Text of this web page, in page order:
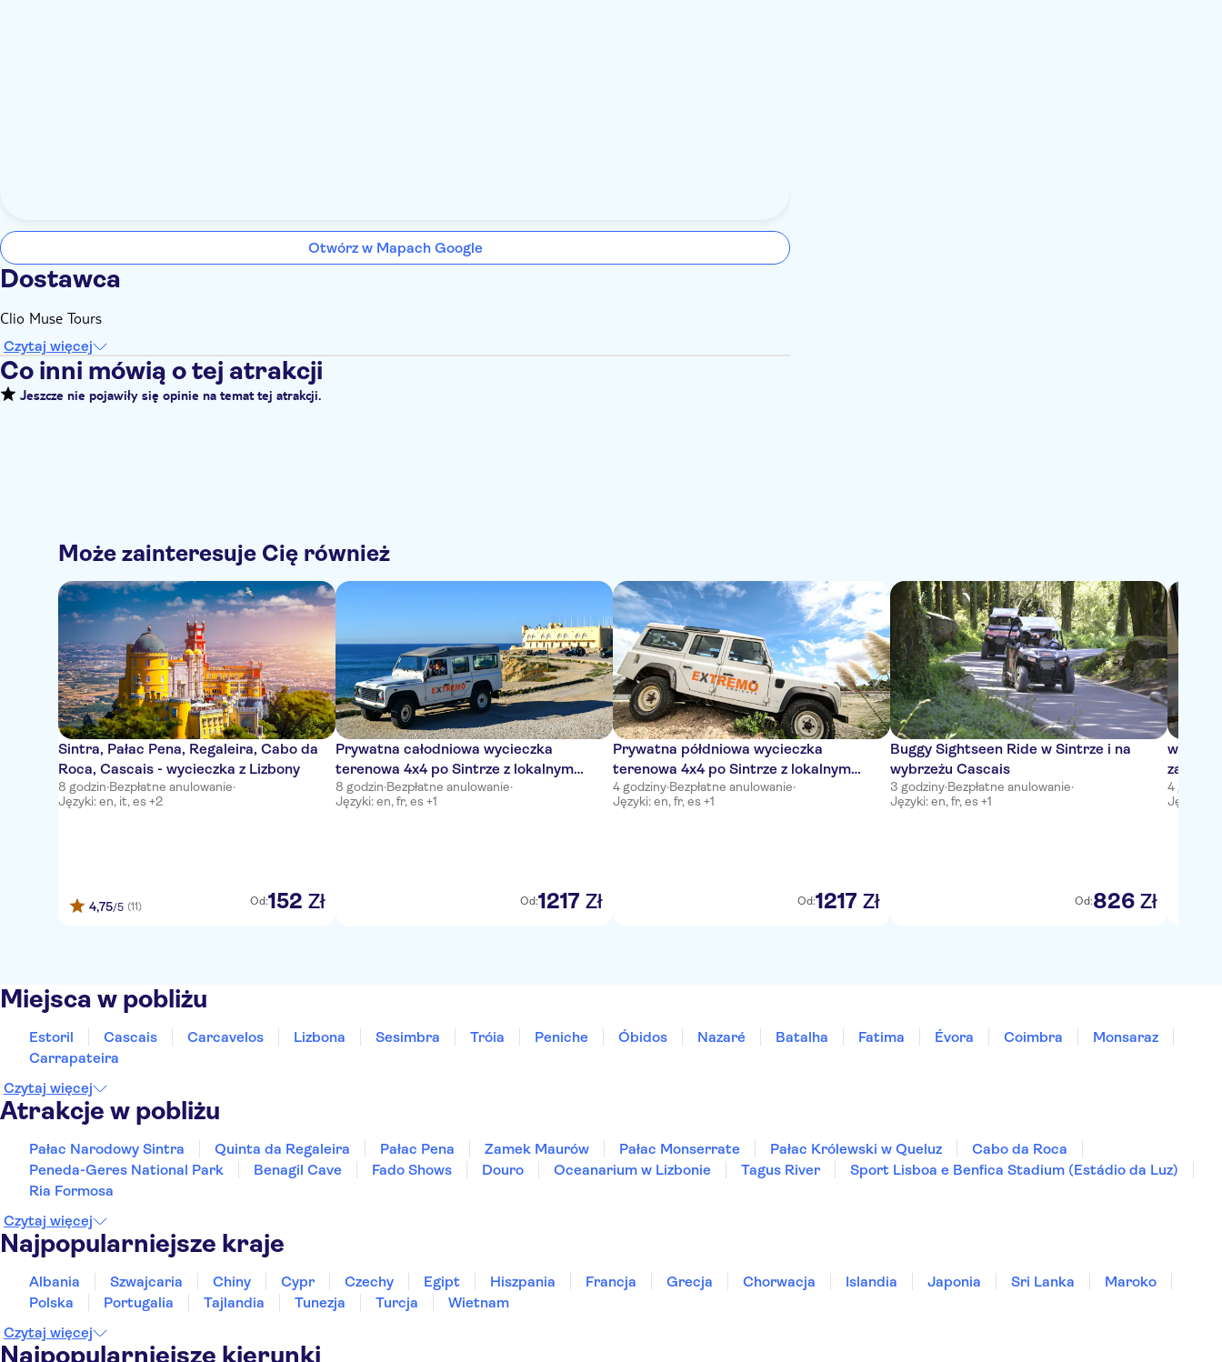
Otwórz w Mapach Google
Dostawca
Clio Muse Tours
Czytaj więcej
Co inni mówią o tej atrakcji
Jeszcze nie pojawiły się opinie na temat tej atrakcji.
Może zainteresuje Cię również
Sintra, Pałac Pena, Regaleira, Cabo da
Roca, Cascais - wycieczka z Lizbony
8 godzin·Bezpłatne anulowanie·
Języki: en, it, es +2
4,75/5 (11) Od:152 Zł
Prywatna całodniowa wycieczka
terenowa 4x4 po Sintrze z lokalnym
przewodnikiem
8 godzin·Bezpłatne anulowanie·
Języki: en, fr, es +1
Od:1217 Zł
Prywatna półdniowa wycieczka
terenowa 4x4 po Sintrze z lokalnym
przewodnikiem
4 godziny·Bezpłatne anulowanie·
Języki: en, fr, es +1
Od:1217 Zł
Buggy Sightseen Ride w Sintrze i na
wybrzeżu Cascais
3 godziny·Bezpłatne anulowanie·
Języki: en, fr, es +1
Od:826 Zł
porto i
4 godziny
Języki:
Miejsca w pobliżu
Estoril Cascais Carcavelos Lizbona Sesimbra Tróia Peniche Óbidos Nazaré Batalha Fatima Évora Coimbra
Monsaraz
Carrapateira
Czytaj więcej
Atrakcje w pobliżu
Pałac Narodowy Sintra Quinta da Regaleira Pałac Pena Zamek Maurów Pałac Monserrate Pałac Królewski w Queluz
Cabo da Roca
Peneda-Geres National Park
Benagil Cave Fado Shows Douro Oceanarium w Lizbonie Tagus River
Sport Lisboa e Benfica Stadium (Estádio da Luz)
Ria Formosa
Czytaj więcej
Najpopularniejsze kraje
Albania Szwajcaria Chiny Cypr Czechy Egipt Hiszpania Francja Grecja Chorwacja Islandia Japonia Sri Lanka
Maroko
Polska
Portugalia Tajlandia Tunezja Turcja
Wietnam
Czytaj więcej
Najpopularniejsze kierunki